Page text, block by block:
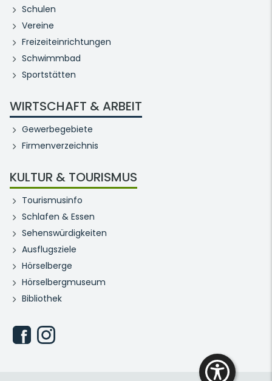
Schulen
Vereine
Freizeiteinrichtungen
Schwimmbad
Sportstätten
WIRTSCHAFT & ARBEIT
Gewerbegebiete
Firmenverzeichnis
KULTUR & TOURISMUS
Tourismusinfo
Schlafen & Essen
Sehenswürdigkeiten
Ausflugsziele
Hörselberge
Hörselbergmuseum
Bibliothek